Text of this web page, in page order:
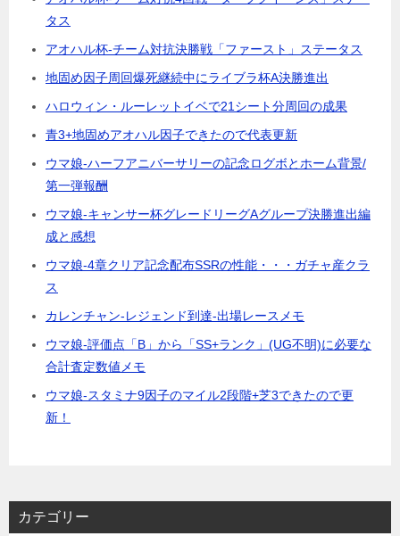
タス
アオハル杯-チーム対抗決勝戦「ファースト」ステータス
地固め因子周回爆死継続中にライブラ杯A決勝進出
ハロウィン・ルーレットイベで21シート分周回の成果
青3+地固めアオハル因子できたので代表更新
ウマ娘-ハーフアニバーサリーの記念ログボとホーム背景/
第一弾報酬
ウマ娘-キャンサー杯グレードリーグAグループ決勝進出編
成と感想
ウマ娘-4章クリア記念配布SSRの性能・・・ガチャ産クラ
ス
カレンチャン-レジェンド到達-出場レースメモ
ウマ娘-評価点「B」から「SS+ランク」(UG不明)に必要な
合計査定数値メモ
ウマ娘-スタミナ9因子のマイル2段階+芝3できたので更
新！
カテゴリー